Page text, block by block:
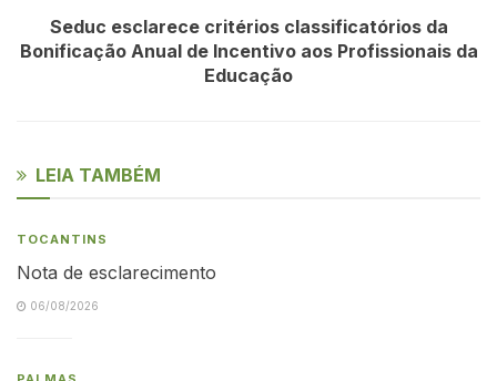
Seduc esclarece critérios classificatórios da
Bonificação Anual de Incentivo aos Profissionais da
Educação
LEIA TAMBÉM
TOCANTINS
Nota de esclarecimento
06/08/2026